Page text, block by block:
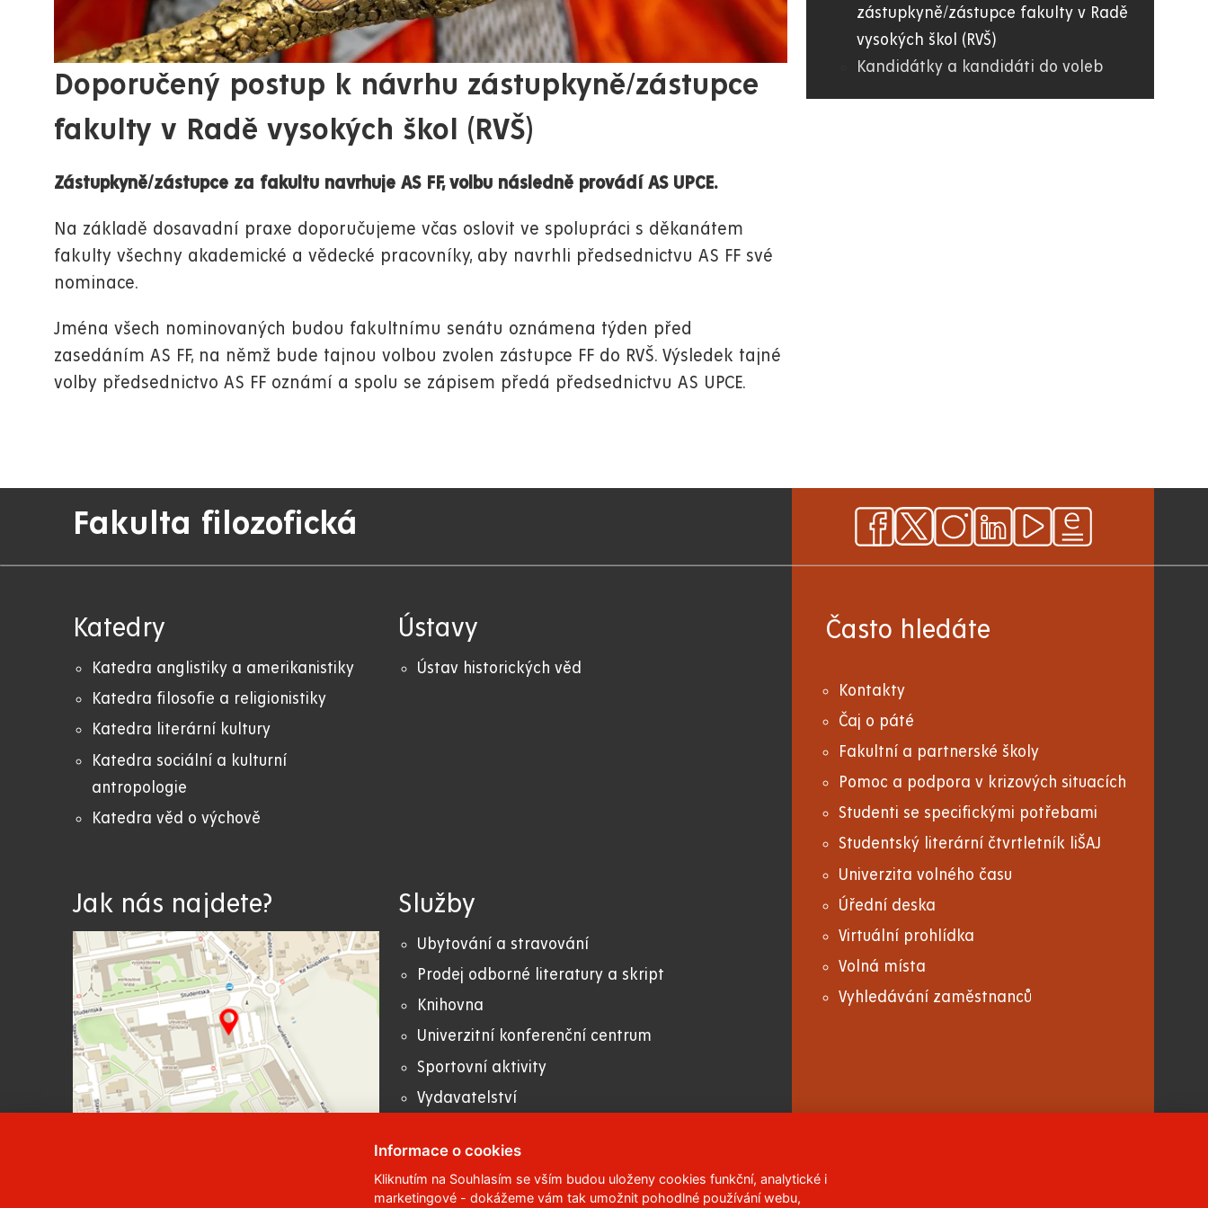
Doporučený postup k návrhu zástupkyně/zástupce
fakulty v Radě vysokých škol (RVŠ)
Zástupkyně/zástupce za fakultu navrhuje AS FF, volbu následně provádí AS UPCE.
Na základě dosavadní praxe doporučujeme včas oslovit ve spolupráci s děkanátem
fakulty všechny akademické a vědecké pracovníky, aby navrhli předsednictvu AS FF své
nominace.
Jména všech nominovaných budou fakultnímu senátu oznámena týden před
zasedáním AS FF, na němž bude tajnou volbou zvolen zástupce FF do RVŠ. Výsledek tajné
volby předsednictvo AS FF oznámí a spolu se zápisem předá předsednictvu AS UPCE.
zástupkyně/zástupce fakulty v Radě
vysokých škol (RVŠ)
Kandidátky a kandidáti do voleb
Fakulta filozofická
Katedry
Katedra anglistiky a amerikanistiky
Katedra filosofie a religionistiky
Katedra literární kultury
Katedra sociální a kulturní
antropologie
Katedra věd o výchově
Ústavy
Ústav historických věd
Jak nás najdete? Služby
Ubytování a stravování
Prodej odborné literatury a skript
Knihovna
Univerzitní konferenční centrum
Sportovní aktivity
Vydavatelství
Často hledáte
Kontakty
Čaj o páté
Fakultní a partnerské školy
Pomoc a podpora v krizových situacích
Studenti se specifickými potřebami
Studentský literární čtvrtletník liŠAJ
Univerzita volného času
Úřední deska
Virtuální prohlídka
Volná místa
Vyhledávání zaměstnanců
Informace o cookies
Kliknutím na Souhlasím se vším budou uloženy cookies funkční, analytické i
marketingové - dokážeme vám tak umožnit pohodlné používání webu,